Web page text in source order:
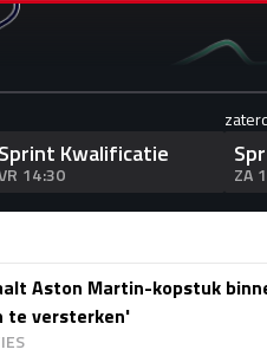
Sprint Kwalificatie
14:30 ZA
Aston Martin-kopstuk
te versterken'